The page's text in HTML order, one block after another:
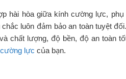
hài hòa giữa kính cường lực,
luôn đảm bảo an toàn tuyệt
chất lượng, độ bền, độ an toàn
lực của bạn.